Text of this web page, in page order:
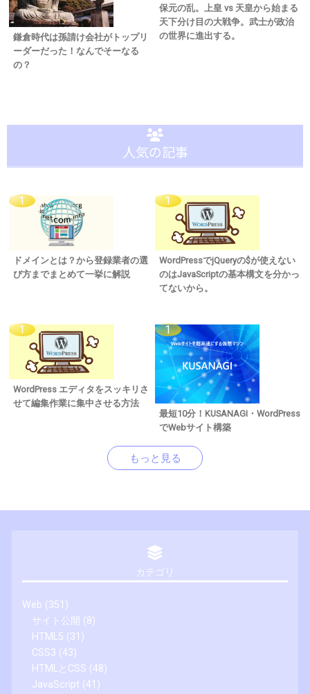
鎌倉時代は孫請け会社がトップリ
ーダーだった！なんでそーなる
の？
保元の乱。上皇 vs 天皇から始まる
天下分け目の大戦争。武士が政治
の世界に進出する。
人気の記事
ドメインとは？から登録業者の選
び方までまとめて一挙に解説
WordPressでjQueryの$が使えない
のはJavaScriptの基本構文を分かっ
てないから。
WordPress エディタをスッキリさ
せて編集作業に集中させる方法
最短10分！KUSANAGI・WordPress
でWebサイト構築
もっと見る
カテゴリ
Web (351)
サイト公開 (8)
HTML5 (31)
CSS3 (43)
HTMLとCSS (48)
JavaScript (41)